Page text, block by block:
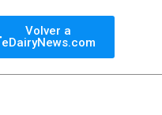
Volver a
eDairyNews.com